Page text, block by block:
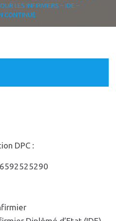
LES INFIRMIERS – IDE –
CONTINUE
DPC :